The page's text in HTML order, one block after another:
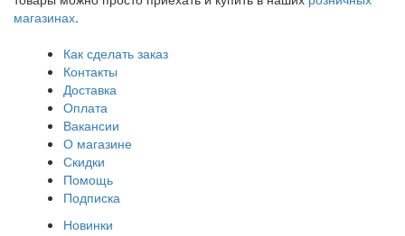
магазинах.
Как сделать заказ
Контакты
Доставка
Оплата
Вакансии
О магазине
Скидки
Помощь
Подписка
Новинки